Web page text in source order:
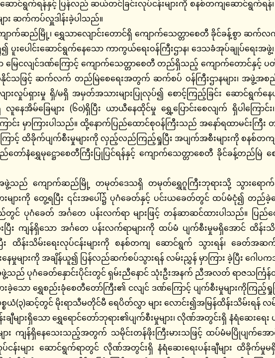
း ဆောင်ရွက်ရန်နှင့် ပြန်လည် ဆယ်တင်ခြင်းလုပ်ငန်းများကို စနစ်တကျဆောင်
ျား ဆက်ကပ်လှူဒါန်းခဲ့ပါသည်။
ောက်ဆည်မြို့၊ ရွှေသာလျောင်းတောင်ရှိ ကျောက်သေတ္တာစေတီ ခိုင်ခန့်စွာ
ပူးပေါင်းဆောင်ရွက်နေသော ကာကွယ်ရေးဝန်ကြီးဌာန၊ ဒေသခံအုပ်ချုပ်ရေးအ
ေငလျင်ဒဏ်ကြောင့် ကျောက်သေတ္တာစေတီ တည်ရှိသည့် ကျောက်တောင်နှင့် ပ
င်သဖြင့် ဆက်လက် တည်မြဲစေရေးအတွက် ဆက်စပ် ဝန်ကြီးဌာနများ၊ အဖွဲ့အစည်း
းလှုပ်ရှားမှု ရှိ/မရှိ အမှတ်အသားများပြုလုပ်၍ စောင့်ကြည့်ခြင်း ဆောင်ရွက်
လူနေအိမ်ခြေများ (၆၀)ရှိပြီး ယာယီနေထိုင်မှု ရွှေ့ပြောင်းစေလျက် ရှိပါကြ
ောင်း မှာကြားပါသည်။ ထို့နောက်ပြည်ထောင်စုဝန်ကြီးသည် အနော်ရထာမင်း
ာင့် ထိခိုက်ပျက်စီးမှုများကို လှည့်လည်ကြည့်ရှုပြီး အပျက်အစီးများကို စနစ်တကျ ဖယ်
ဆည်တော်နံရွှေမုဋ္ဌောစေတီကြီးပြုပြင်ရန်နှင့် ကျောက်သေတ္တာစေတီ ခိုင်ခန့်တည်
ဖွဲ့သည် ကျောက်ဆည်မြို့ တမုတ်ဒေသရှိ တမုတ်ရွှေဂူကြီးဘုရားသို့ သွားရေ
ားကို တွေ့ရပြီး ၎င်းအပေါ်၌ ပုဂံခေတ်နှင့် ပင်းယခေတ်တွင် ထပ်မံငုံ၍ တည်ခဲ့
င် ပုဂံခေတ် အင်္ဂတေ ပန်းလက်ရာ များဖြင့် တန်ဆာဆင်ထားပါသည်။ ပြ
ြီး ကျန်ရှိသော အင်္ဂတေ ပန်းလက်ရာများကို ထပ်မံ ပျက်စီးမှုမရှိအောင် ထိ
ြီး ထိန်းသိမ်းရေးလုပ်ငန်းများကို စနစ်တကျ ဆောင်ရွက် သွားရန်၊ ခေတ်အ
နေမှုများကို အချိန်ယူ၍ ပြန်လည်ဆက်စပ်သွားရန် လမ်းညွှန် မှာကြား ခဲ့ပြီး ဂေါ
ပုဂံခေတ်နှောင်းပိုင်းတွင် ရှမ်းညီနောင် သုံးဦးအနက် ညီအလတ် ရာဇသင်္ကြန်
ခဲ့သော ရွှေစည်းခုံစေတီတော်ကြီး၏ ငလျင် ဒဏ်ကြောင့် ပျက်စီးမှုများကိုကြည့်
စယံ(၃)ဆင့်တွင် မိုးရာသီမတိုင်မီ ရေပိတ်လွှာ များ လောင်း၍အမြန်ထိန်းသိမ်းရန်
များရှိသော ရွှေရောင်တော်ဘုရား၏ပျက်စီးမှုများ၊ လိုဏ်အတွင်းရှိ နံရံဆေးရေး ပ
း ကျန်ရှိနေသေးသည့်အတွက် သမိုင်းတန်ဖိုးကြီးမားသဖြင့် ထပ်မံမပြိုပျက်အေ
ပ်ငန်းများ ဆောင်ရွက်ရာတွင် လိုဏ်အတွင်းရှိ နံရံဆေးရေးပန်းချီများ ထိခို